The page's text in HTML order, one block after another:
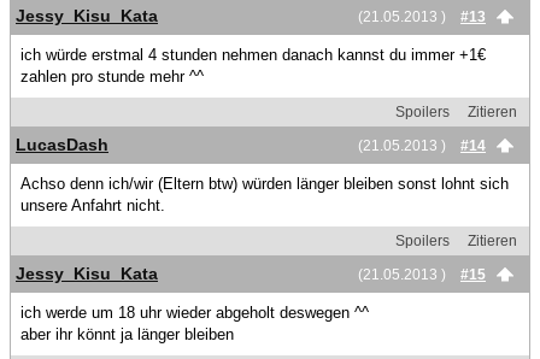
(21.05.2013 )
#13
Jessy_Kisu_Kata
ich würde erstmal 4 stunden nehmen danach kannst du immer +1€
zahlen pro stunde mehr ^^
Spoilers
Zitieren
(21.05.2013 )
#14
LucasDash
Achso denn ich/wir (Eltern btw) würden länger bleiben sonst lohnt sich
unsere Anfahrt nicht.
Spoilers
Zitieren
(21.05.2013 )
#15
Jessy_Kisu_Kata
ich werde um 18 uhr wieder abgeholt deswegen ^^
aber ihr könnt ja länger bleiben